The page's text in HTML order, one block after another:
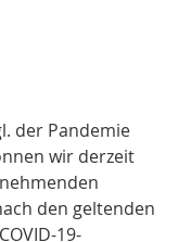
der Pandemie
wir derzeit
den geltenden
19-